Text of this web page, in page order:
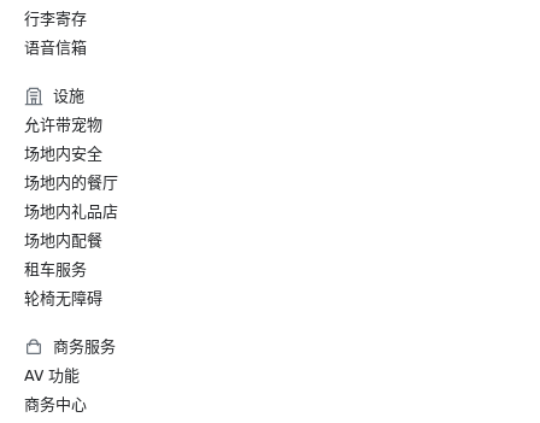
行李寄存
语音信箱
设施
允许带宠物
场地内安全
场地内的餐厅
场地内礼品店
场地内配餐
租车服务
轮椅无障碍
商务服务
AV 功能
商务中心